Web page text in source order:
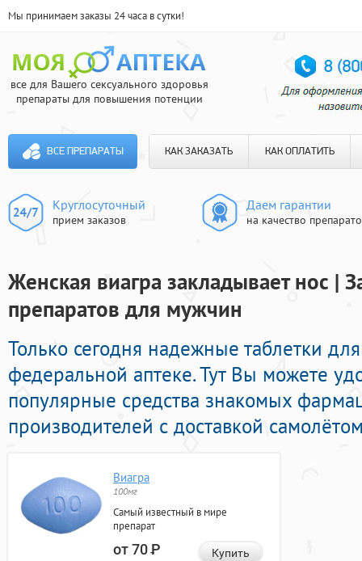
Мы принимаем заказы 24 часа в сутки!
все для Вашего сексуального здоровья
препараты для повышения потенции
ВСЕ ПРЕПАРАТЫ КАК ЗАКАЗАТЬ КАК ОПЛАТИТЬ
Круглосуточный
прием заказов
Даем гарантии
на качество
Женская виагра закладывает нос |
препаратов для мужчин
Только сегодня надежные таблетки
федеральной аптеке. Тут Вы можете
популярные средства знакомых
производителей с доставкой
Виагра
100мг
Самый известный в мире
препарат
от 70Р Купить